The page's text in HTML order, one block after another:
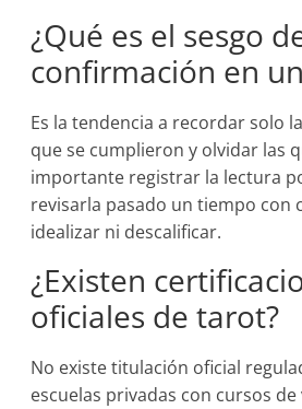
¿Qué es el sesgo
confirmación en
Es la tendencia a recordar solo
que se cumplieron y olvidar las
importante registrar la lectura
revisarla pasado un tiempo con
idealizar ni descalificar.
¿Existen
oficiales de tarot?
No existe titulación oficial
escuelas privadas con cursos